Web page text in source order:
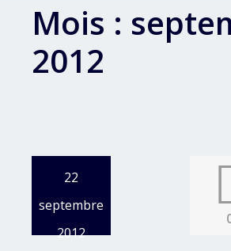
Mois :
2012
22
septembre
2012